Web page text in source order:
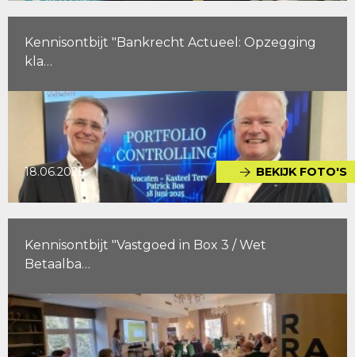
Kennisontbijt "Bankrecht Actueel: Opzegging
kla…
18.06.2025 BEKIJK FOTO'S
Kennisontbijt "Vastgoed in Box 3 / Wet
Betaalba…